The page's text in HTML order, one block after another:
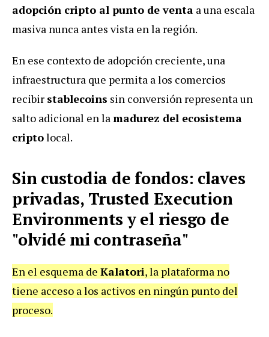
adopción cripto al punto de venta a una escala
masiva nunca antes vista en la región.
En ese contexto de adopción creciente, una
infraestructura que permita a los comercios
recibir stablecoins sin conversión representa un
salto adicional en lamadurez del ecosistema
criptolocal.
Sin custodia de fondos: claves
privadas, Trusted Execution
Environments y el riesgo de
"olvidé mi contraseña"
En el esquema de Kalatori, la plataforma no
tiene acceso a los activos en ningún punto del
proceso.